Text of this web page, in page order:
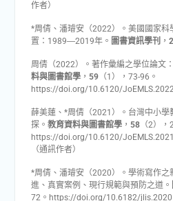
作者）
*周倩、潘璿安（2022）。美國國家
置：1989―2019年。 圖書資訊學刊 ，
周倩（2022）。著作彙編之學位論文
料與圖書館學， 59（1），73-96。
https://doi.org/10.6120/
薛美蓮、*周倩（2021）。台灣中小
探。 教育資料與圖書館學， 58（2），
https://doi.org/10.6120/
（通訊作者）
*周倩、潘璿安（2020）。學術寫作
進、真實案例、現行規範與預防之道。
72。https://doi.org/10.6182/